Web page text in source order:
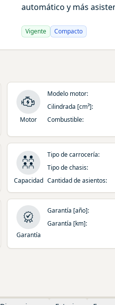
automático y más
Vigente Compacto
Motor
Modelo motor:
Cilindrada [cm³]:
Combustible:
Capacidad
Tipo de carrocería:
Tipo de chasis:
Cantidad de asientos:
Garantía
Garantía [año]:
Garantía [km]: